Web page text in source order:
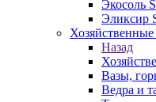
Экосоль
Эликсир
Назад
Вазы,
Ведра и